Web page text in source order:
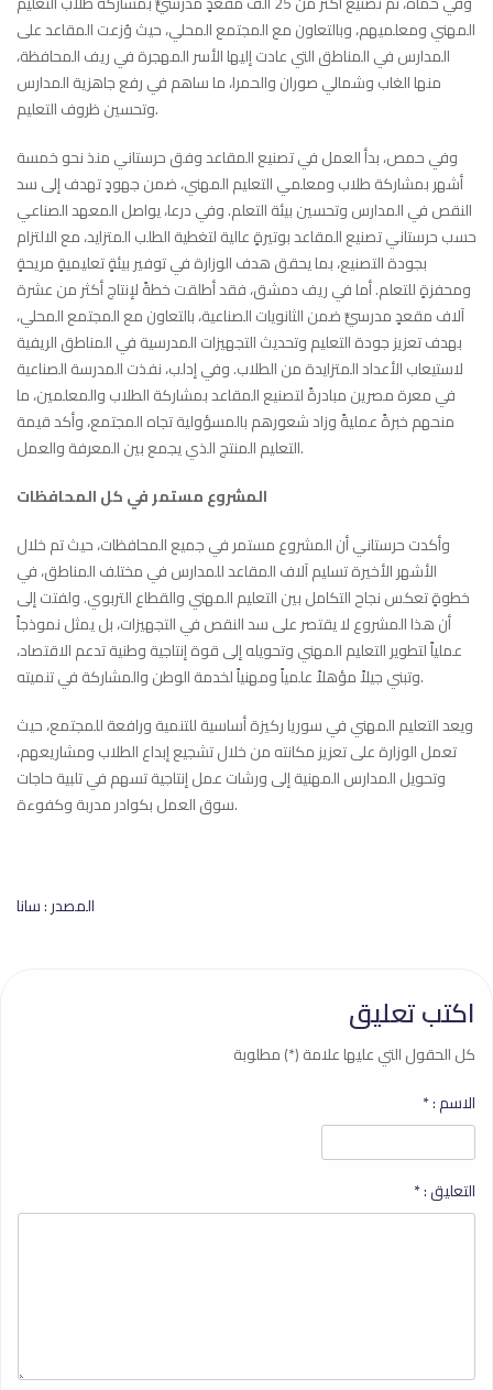
المهني ومعلميهم، وبالتعاون مع المجتمع المحلي، حيث وُزعت المقاعد على
المدارس في المناطق التي عادت إليها الأسر المهجرة في ريف المحافظة،
منها الغاب وشمالي صوران والحمرا، ما ساهم في رفع جاهزية المدارس
وتحسين ظروف التعليم.
وفي حمص، بدأ العمل في تصنيع المقاعد وفق حرستاني منذ نحو خمسة
أشهر بمشاركة طلاب ومعلمي التعليم المهني، ضمن جهودٍ تهدف إلى سد
النقص في المدارس وتحسين بيئة التعلم. وفي درعا، يواصل المعهد الصناعي
حسب حرستاني تصنيع المقاعد بوتيرةٍ عالية لتغطية الطلب المتزايد، مع الالتزام
بجودة التصنيع، بما يحقق هدف الوزارة في توفير بيئةٍ تعليميةٍ مريحةٍ
ومحفزةٍ للتعلم. أما في ريف دمشق، فقد أطلقت خطةً لإنتاج أكثر من عشرة
آلاف مقعدٍ مدرسيٍّ ضمن الثانويات الصناعية، بالتعاون مع المجتمع المحلي،
بهدف تعزيز جودة التعليم وتحديث التجهيزات المدرسية في المناطق الريفية
لاستيعاب الأعداد المتزايدة من الطلاب. وفي إدلب، نفذت المدرسة الصناعية
في معرة مصرين مبادرةً لتصنيع المقاعد بمشاركة الطلاب والمعلمين، ما
منحهم خبرةً عمليةً وزاد شعورهم بالمسؤولية تجاه المجتمع، وأكد قيمة
التعليم المنتج الذي يجمع بين المعرفة والعمل.
المشروع مستمر في كل المحافظات
وأكدت حرستاني أن المشروع مستمر في جميع المحافظات، حيث تم خلال
الأشهر الأخيرة تسليم آلاف المقاعد للمدارس في مختلف المناطق، في
خطوةٍ تعكس نجاح التكامل بين التعليم المهني والقطاع التربوي. ولفتت إلى
أن هذا المشروع لا يقتصر على سد النقص في التجهيزات، بل يمثل نموذجاً
عملياً لتطوير التعليم المهني وتحويله إلى قوة إنتاجية وطنية تدعم الاقتصاد،
وتبني جيلاً مؤهلاً علمياً ومهنياً لخدمة الوطن والمشاركة في تنميته.
ويعد التعليم المهني في سوريا ركيزة أساسية للتنمية ورافعة للمجتمع، حيث
تعمل الوزارة على تعزيز مكانته من خلال تشجيع إبداع الطلاب ومشاريعهم،
وتحويل المدارس المهنية إلى ورشات عمل إنتاجية تسهم في تلبية حاجات
سوق العمل بكوادر مدربة وكفوءة.
المصدر : سانا
اكتب تعليق
كل الحقول التي عليها علامة (*) مطلوبة
الاسم :*
التعليق :*